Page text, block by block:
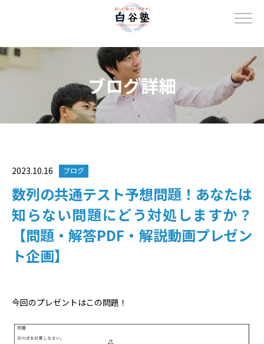
ブログ詳細
2023.10.16 ブログ
数列の共通テスト予想問題！あなたは
知らない問題にどう対処しますか？
【問題・解答PDF・解説動画プレゼン
ト企画】
今回のプレゼントはこの問題！